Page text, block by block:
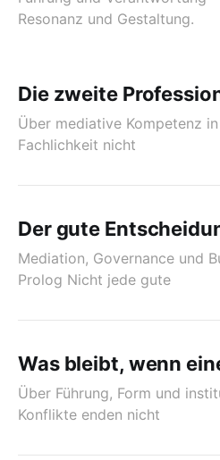
Resonanz und Gestaltung.
Die zweite
Über mediative Kompetenz
Fachlichkeit nicht
Der gute
Mediation, Governance und
Prolog Nicht jede gute
Was bleibt, wenn
Über Führung, Form und
Konflikte enden nicht